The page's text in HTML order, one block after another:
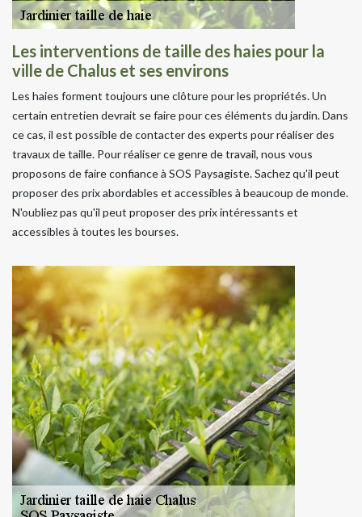
Les interventions de taille des haies pour la
ville de Chalus et ses environs
Les haies forment toujours une clôture pour les propriétés. Un
certain entretien devrait se faire pour ces éléments du jardin. Dans
ce cas, il est possible de contacter des experts pour réaliser des
travaux de taille. Pour réaliser ce genre de travail, nous vous
proposons de faire confiance à SOS Paysagiste. Sachez qu'il peut
proposer des prix abordables et accessibles à beaucoup de monde.
N'oubliez pas qu'il peut proposer des prix intéressants et
accessibles à toutes les bourses.